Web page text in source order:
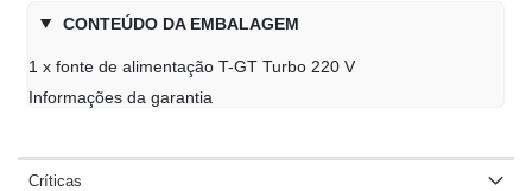
CONTEÚDO DA EMBALAGEM
1 x fonte de alimentação T-GT Turbo 220 V
Informações da garantia
Críticas